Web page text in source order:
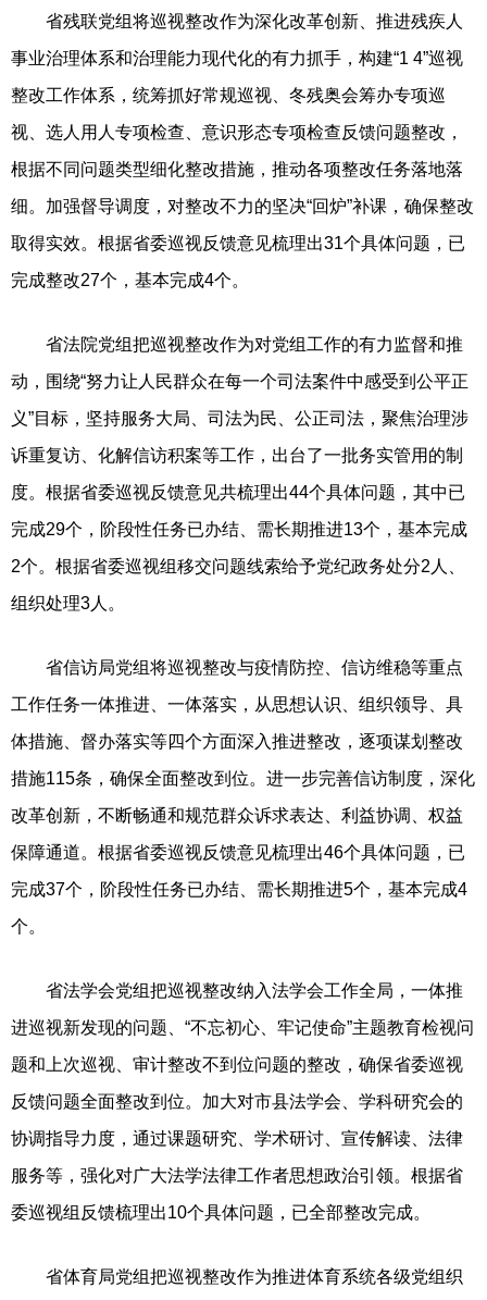
省残联党组将巡视整改作为深化改革创新、推进残疾人
事业治理体系和治理能力现代化的有力抓手，构建“1 4”巡视
整改工作体系，统筹抓好常规巡视、冬残奥会筹办专项巡
视、选人用人专项检查、意识形态专项检查反馈问题整改，
根据不同问题类型细化整改措施，推动各项整改任务落地落
细。加强督导调度，对整改不力的坚决“回炉”补课，确保整改
取得实效。根据省委巡视反馈意见梳理出31个具体问题，已
完成整改27个，基本完成4个。
省法院党组把巡视整改作为对党组工作的有力监督和推
动，围绕“努力让人民群众在每一个司法案件中感受到公平正
义”目标，坚持服务大局、司法为民、公正司法，聚焦治理涉
诉重复访、化解信访积案等工作，出台了一批务实管用的制
度。根据省委巡视反馈意见共梳理出44个具体问题，其中已
完成29个，阶段性任务已办结、需长期推进13个，基本完成
2个。根据省委巡视组移交问题线索给予党纪政务处分2人、
组织处理3人。
省信访局党组将巡视整改与疫情防控、信访维稳等重点
工作任务一体推进、一体落实，从思想认识、组织领导、具
体措施、督办落实等四个方面深入推进整改，逐项谋划整改
措施115条，确保全面整改到位。进一步完善信访制度，深化
改革创新，不断畅通和规范群众诉求表达、利益协调、权益
保障通道。根据省委巡视反馈意见梳理出46个具体问题，已
完成37个，阶段性任务已办结、需长期推进5个，基本完成4
个。
省法学会党组把巡视整改纳入法学会工作全局，一体推
进巡视新发现的问题、“不忘初心、牢记使命”主题教育检视问
题和上次巡视、审计整改不到位问题的整改，确保省委巡视
反馈问题全面整改到位。加大对市县法学会、学科研究会的
协调指导力度，通过课题研究、学术研讨、宣传解读、法律
服务等，强化对广大法学法律工作者思想政治引领。根据省
委巡视组反馈梳理出10个具体问题，已全部整改完成。
省体育局党组把巡视整改作为推进体育系统各级党组织